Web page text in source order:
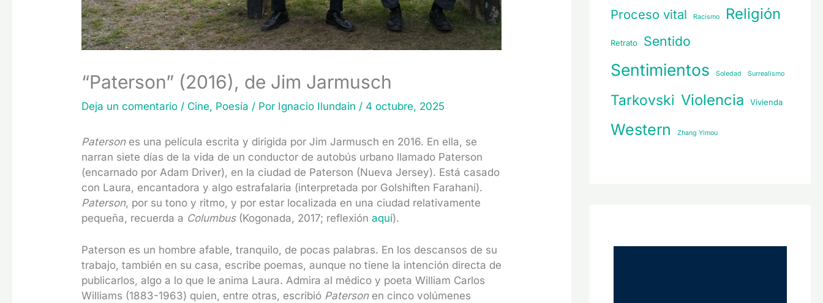
“Paterson” (2016), de Jim Jarmusch
Deja un comentario / Cine, Poesía / Por Ignacio Ilundain / 4 octubre, 2025
Paterson es una película escrita y dirigida por Jim Jarmusch en 2016. En ella, se
narran siete días de la vida de un conductor de autobús urbano llamado Paterson
(encarnado por Adam Driver), en la ciudad de Paterson (Nueva Jersey). Está casado
con Laura, encantadora y algo estrafalaria (interpretada por Golshiften Farahani).
Paterson, por su tono y ritmo, y por estar localizada en una ciudad relativamente
pequeña, recuerda a Columbus (Kogonada, 2017; reflexiónaquí).
Paterson es un hombre afable, tranquilo, de pocas palabras. En los descansos de su
trabajo, también en su casa, escribe poemas, aunque no tiene la intención directa de
publicarlos, algo a lo que le anima Laura. Admira al médico y poeta William Carlos
Williams (1883-1963) quien, entre otras, escribió Paterson en cinco volúmenes
Proceso vital Racismo Religión
Retrato Sentido
Sentimientos Soledad Surrealismo
Tarkovski Violencia Vivienda
Western Zhang Yimou